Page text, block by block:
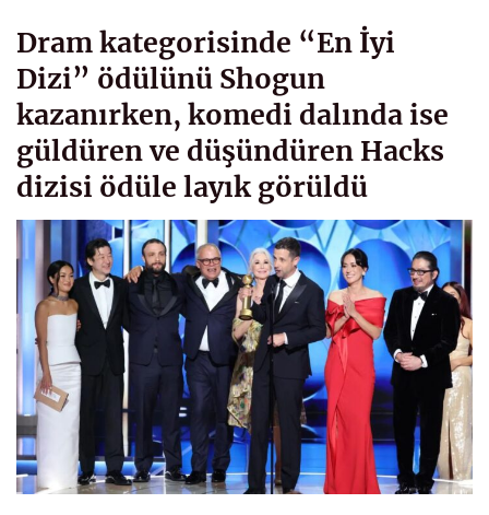
Dram kategorisinde “En İyi
Dizi” ödülünü Shogun
kazanırken, komedi dalında ise
güldüren ve düşündüren Hacks
dizisi ödüle layık görüldü